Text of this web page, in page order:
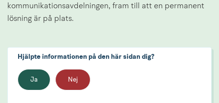
kommunikationsavdelningen, fram till att en permanent
lösning är på plats.
Hjälpte informationen på den här sidan dig?
Ja Nej